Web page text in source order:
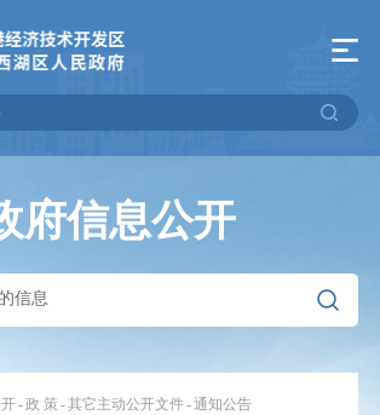
府信息公开
-政 策 -其它主动公开文件-通知公告